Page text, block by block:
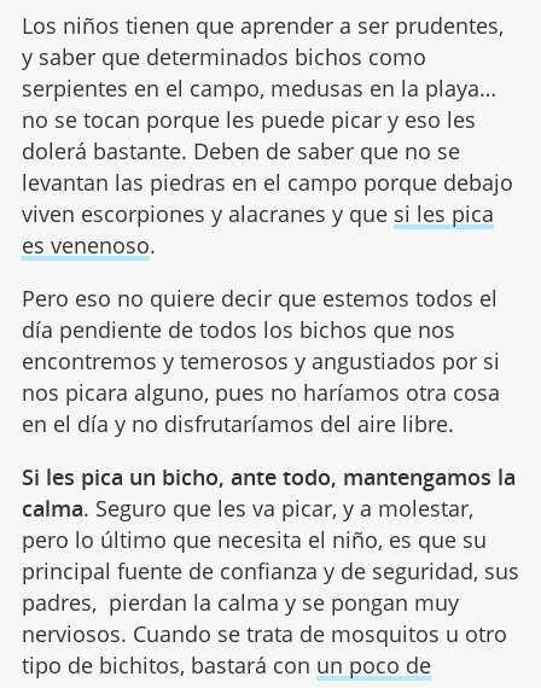
Los niños tienen que aprender a ser prudentes,
y saber que determinados bichos como
serpientes en el campo, medusas en la playa…
no se tocan porque les puede picar y eso les
dolerá bastante. Deben de saber que no se
levantan las piedras en el campo porque debajo
viven escorpiones y alacranes y que si les pica
es venenoso.
Pero eso no quiere decir que estemos todos el
día pendiente de todos los bichos que nos
encontremos y temerosos y angustiados por si
nos picara alguno, pues no haríamos otra cosa
en el día y no disfrutaríamos del aire libre.
Si les pica un bicho, ante todo, mantengamos la
calma. Seguro que les va picar, y a molestar,
pero lo último que necesita el niño, es que su
principal fuente de confianza y de seguridad, sus
padres, pierdan la calma y se pongan muy
nerviosos. Cuando se trata de mosquitos u otro
tipo de bichitos, bastará con un poco de